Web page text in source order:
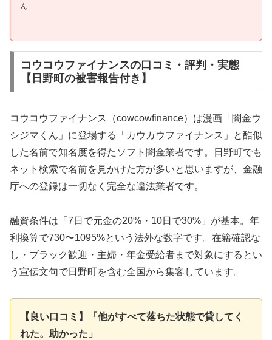
ん
コウコウファイナンスの口コミ・評判・実態
【日野町の被害報告付き】
コウコウファイナンス（cowcowfinance）は漫画「闇金ウ
シジマくん」に登場する「カウカウファイナンス」と酷似
した名前で知名度を得たソフト闇金業者です。日野町でも
ネット検索で名前を見かけた方が多いと思いますが、金融
庁への登録は一切なく完全な違法業者です。
融資条件は「7日で元金の20%・10日で30%」が基本。年
利換算で730〜1095%という法外な数字です。在籍確認な
し・ブラック歓迎・主婦・年金受給者まで対象にするとい
う宣伝文句で日野町を含む全国から集客しています。
【良い口コミ】「他がすべて落ちた状態で貸してく
れた。助かった」